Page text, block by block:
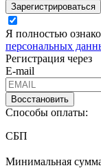
Зарегистрироваться
Я полностью
персональных
Регистрация через
E-mail
Восстановить
Способы оплаты:
СБП
Минимальная